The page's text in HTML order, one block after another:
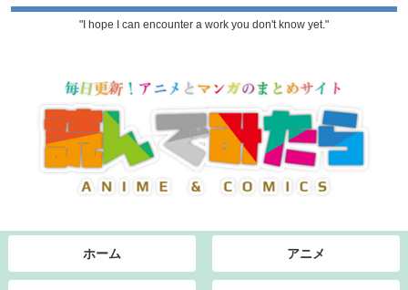
"I hope I can encounter a work you don't know yet."
ホーム アニメ